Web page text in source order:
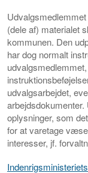
(dele af) materialet
kommunen. Den
har dog normalt
udvalgsarbejdet,
oplysninger, som
for at varetage
interesser, jf.